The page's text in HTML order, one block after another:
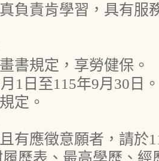
負責肯學習，具有服
書規定，享勞健保。
1日至115年9月30日。
定。
有應徵意願者，請於
歷表、最高學歷、